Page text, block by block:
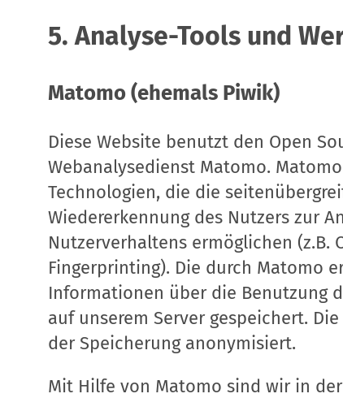
5. Analyse-Tools und
Matomo (ehemals Piwik)
Diese Website benutzt den Open
Webanalysedienst Matomo.
Technologien, die die
Wiedererkennung des Nutzers zur
Nutzerverhaltens ermöglichen (z.B.
Fingerprinting). Die durch Matomo
Informationen über die Benutzung
auf unserem Server gespeichert.
der Speicherung anonymisiert.
Mit Hilfe von Matomo sind wir in